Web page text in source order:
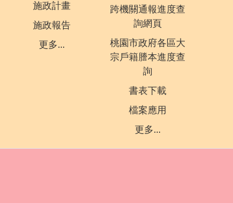
施政計畫
施政報告
更多...
跨機關通報進度查
詢網頁
桃園市政府各區大
宗戶籍謄本進度查
詢
書表下載
檔案應用
更多...